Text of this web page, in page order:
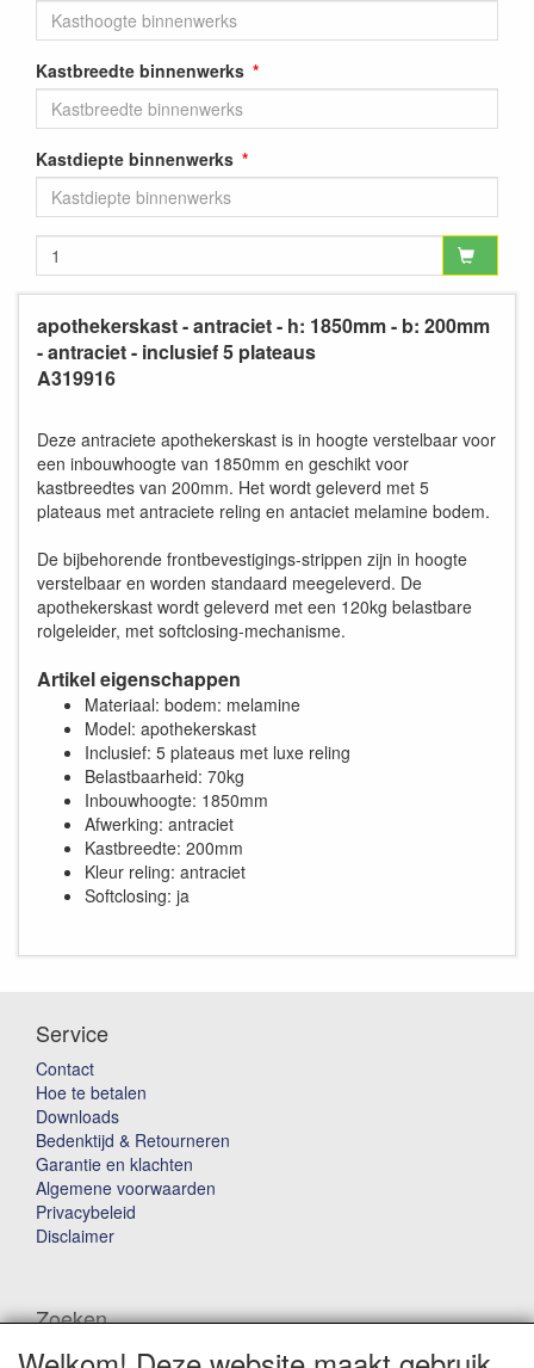
Kastbreedte binnenwerks
Kastdiepte binnenwerks
apothekerskast - antraciet - h: 1850mm - b: 200mm
- antraciet - inclusief 5 plateaus
A319916
Deze antraciete apothekerskast is in hoogte verstelbaar voor
een inbouwhoogte van 1850mm en geschikt voor
kastbreedtes van 200mm. Het wordt geleverd met 5
plateaus met antraciete reling en antaciet melamine bodem.
De bijbehorende frontbevestigings-strippen zijn in hoogte
verstelbaar en worden standaard meegeleverd. De
apothekerskast wordt geleverd met een 120kg belastbare
rolgeleider, met softclosing-mechanisme.
Artikel eigenschappen
Materiaal: bodem: melamine
Model: apothekerskast
Inclusief: 5 plateaus met luxe reling
Belastbaarheid: 70kg
Inbouwhoogte: 1850mm
Afwerking: antraciet
Kastbreedte: 200mm
Kleur reling: antraciet
Softclosing: ja
Service
Contact
Hoe te betalen
Downloads
Bedenktijd & Retourneren
Garantie en klachten
Algemene voorwaarden
Privacybeleid
Disclaimer
Zoeken